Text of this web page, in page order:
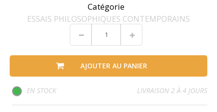
Catégorie
ESSAIS PHILOSOPHIQUES CONTEMPORAINS
AJOUTER AU PANIER
EN STOCK LIVRAISON 2 À 4 JOURS